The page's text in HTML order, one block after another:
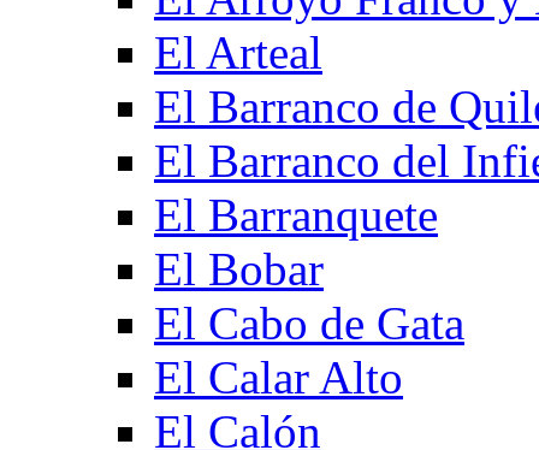
El Arteal
El Barranco de
El Barranco del
El Barranquete
El Bobar
El Cabo de Gata
El Calar Alto
El Calón